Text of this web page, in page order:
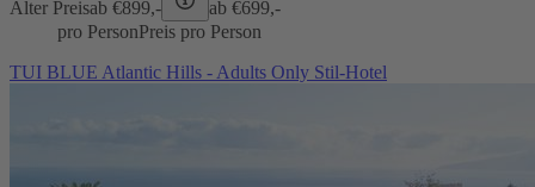
Alter Preisab €899,- ab €699,-
pro PersonPreis pro Person
TUI BLUE Atlantic Hills - Adults Only Stil-Hotel